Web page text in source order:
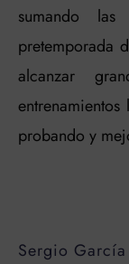
sumando
pretemporada
alcanzar
probando y
Sergio